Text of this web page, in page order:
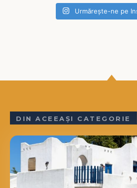
Urmărește-ne pe
DIN ACEEAȘI CATEGORIE